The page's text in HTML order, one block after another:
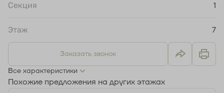
Секция 1
Этаж 7
Заказать звонок
Все характеристики
Похожие предложения на других этажах